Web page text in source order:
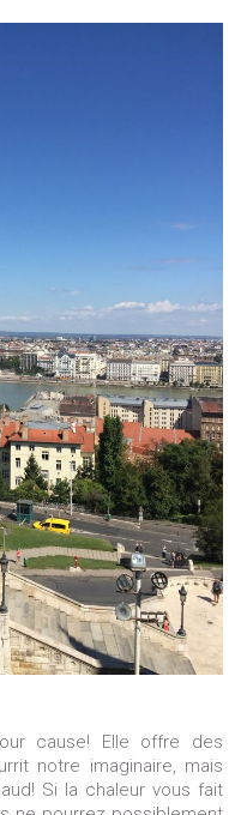
cause! Elle offre des
notre imaginaire, mais
Si la chaleur vous fait